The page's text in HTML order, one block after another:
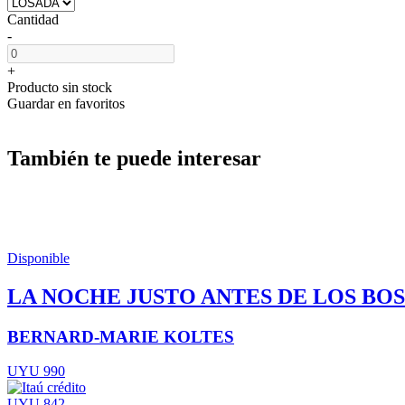
Cantidad
-
+
Producto sin stock
Guardar en favoritos
También te puede interesar
Disponible
LA NOCHE JUSTO ANTES DE LOS
BERNARD-MARIE KOLTES
UYU 990